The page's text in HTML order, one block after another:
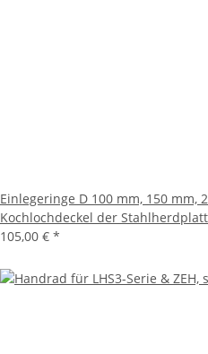
Einlegeringe D 100 mm, 150 mm,
Kochlochdeckel der
105,00 € *